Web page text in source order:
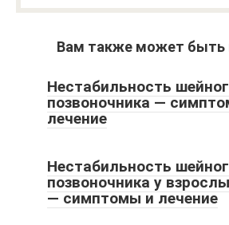
Вам также может быть
Нестабильность
позвоночника —
лечение
Нестабильность
позвоночника у
— симптомы и лечение